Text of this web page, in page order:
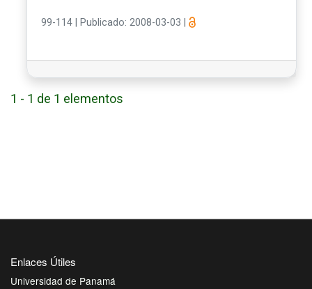
99-114 Publicado: 2008-03-03
1 - 1 de 1 elementos
Enlaces Útiles
Universidad de Panamá